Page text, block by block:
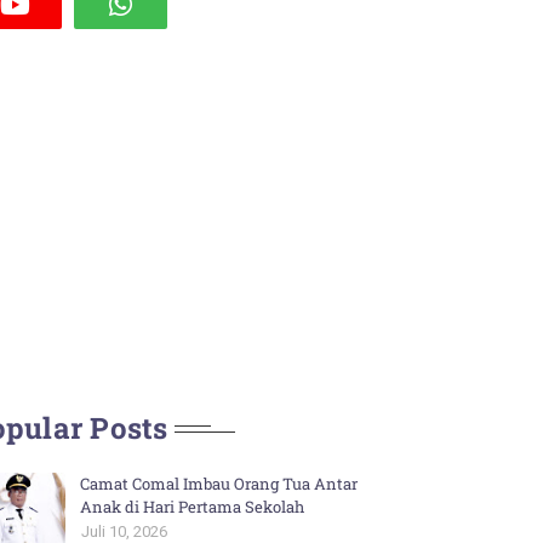
Posts
Camat Comal Imbau Orang Tua Antar
Anak di Hari Pertama Sekolah
Juli 10, 2026